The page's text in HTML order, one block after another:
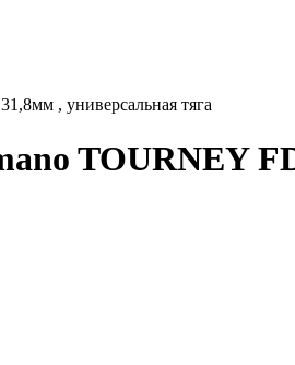
, универсальная тяга
TOURNEY